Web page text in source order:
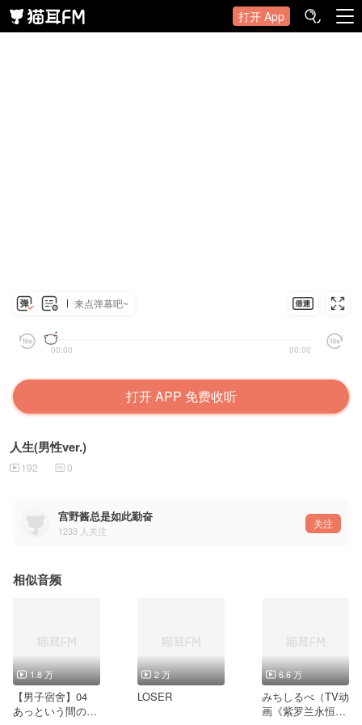
打开 App
来点弹幕吧~
00:00 00:00
打开 APP 免费收听
人生(男性ver.)
192 0
宫野酱总是如此勤奋
1233 人关注
关注
相似音频
1.8 万
【男子宿舍】04
あっという間の春
2 万
LOSER
6.6 万
みちしるべ（TV动
画《紫罗兰永恒花